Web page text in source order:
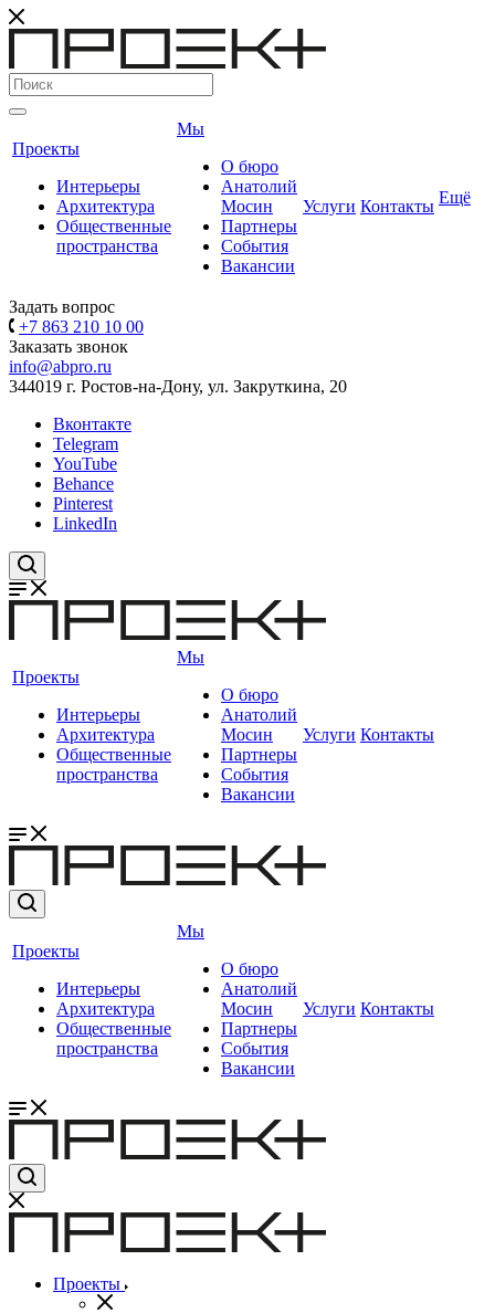
Проекты
Интерьеры
Архитектура
Общественные
пространства
Мы
О бюро
Анатолий
Мосин
Партнеры
События
Вакансии
Услуги Контакты Ещё
Задать вопрос
+7 863 210 10 00
Заказать звонок
info@abpro.ru
344019 г. Ростов-на-Дону, ул. Закруткина, 20
Вконтакте
Telegram
YouTube
Behance
Pinterest
LinkedIn
Проекты
Интерьеры
Архитектура
Общественные
пространства
Мы
О бюро
Анатолий
Мосин
Партнеры
События
Вакансии
Услуги Контакты
Проекты
Интерьеры
Архитектура
Общественные
пространства
Мы
О бюро
Анатолий
Мосин
Партнеры
События
Вакансии
Услуги Контакты
Проекты